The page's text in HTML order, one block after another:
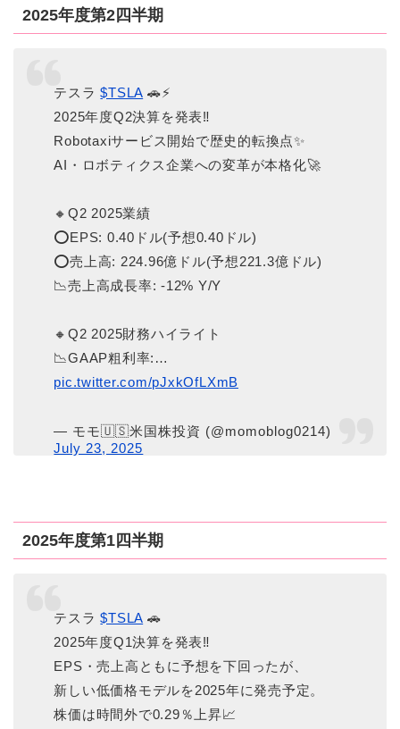
2025年度第2四半期
テスラ$TSLA 🚗⚡
2025年度Q2決算を発表‼️
Robotaxiサービス開始で歴史的転換点✨
AI・ロボティクス企業への変革が本格化🚀
🔸Q2 2025業績
⭕️EPS: 0.40ドル(予想0.40ドル)
⭕️売上高: 224.96億ドル(予想221.3億ドル)
📉売上高成長率: -12% Y/Y
🔸Q2 2025財務ハイライト
📉GAAP粗利率:…
pic.twitter.com/pJxkOfLXmB
— モモ🇺🇸米国株投資 (@momoblog0214)
July 23, 2025
2025年度第1四半期
テスラ$TSLA 🚗
2025年度Q1決算を発表‼️
EPS・売上高ともに予想を下回ったが、
新しい低価格モデルを2025年に発売予定。
株価は時間外で0.29％上昇📈